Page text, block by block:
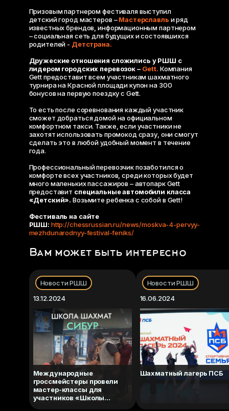
Призовым партнером фестиваля выступил
детский город мастеров –Мастерславль и ряд
известных брендов, информационным партнером
– социальная сеть для будущих и состоявшихся
родителей - Детстрана.
Дружеские отношения сложились у РШШ с
лидером городских перевозок – Gett. Компания
Gett предоставит всем участникам шахматного
турнира на Красной площади купон на 300
бонусов на первую поездку с Gett.
То есть после соревнования каждый участник
сможет добраться домой на официальном
комфортном такси. Также, если участники не
захотят использовать промокод сразу, они смогут
сделать это в любой удобный момент в течение
года.
Профессиональный перевозчик позаботился о
комфорте всех участников, среди которых будет
много маленьких пассажиров – автопарк Gett
предоставит специальные автомобили класса
«Детский». Возьмите ребенка с собой в Gett!
Фестиваль на сайте
РШШ: http://chessrussian.ru/news/moskva-4-pervyy-
mezhdunarodnyy-festival-feniks/
Вам может быть интересно
Новости РШШ
Международные
гроссмейстеры провели
мастер-классы для
участников «Школы
шахмат СИБУР»
13.12.2024
Новости РШШ
Шахматный лагерь ПСБ
16.06.2024